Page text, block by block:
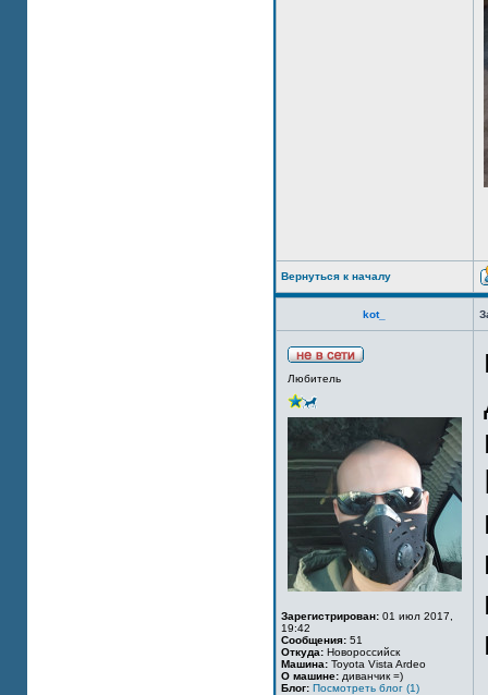
Вернуться к началу
kot_
Любитель
Зарегистрирован: 01 июл 2017,
19:42
Сообщения: 51
Откуда: Новороссийск
Машина: Toyota Vista Ardeo
О машине: диванчик =)
Блог: Посмотреть блог (1)